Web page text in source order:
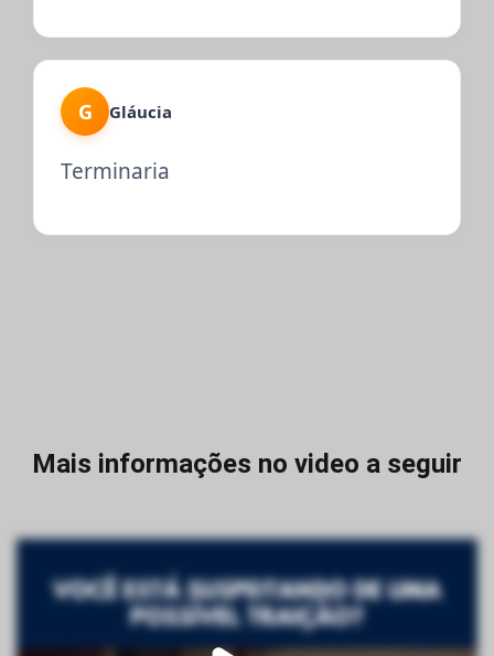
G Gláucia
Terminaria
Mais informações no video a seguir